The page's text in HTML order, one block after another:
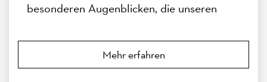
besonderen Augenblicken, die unseren
Mehr erfahren